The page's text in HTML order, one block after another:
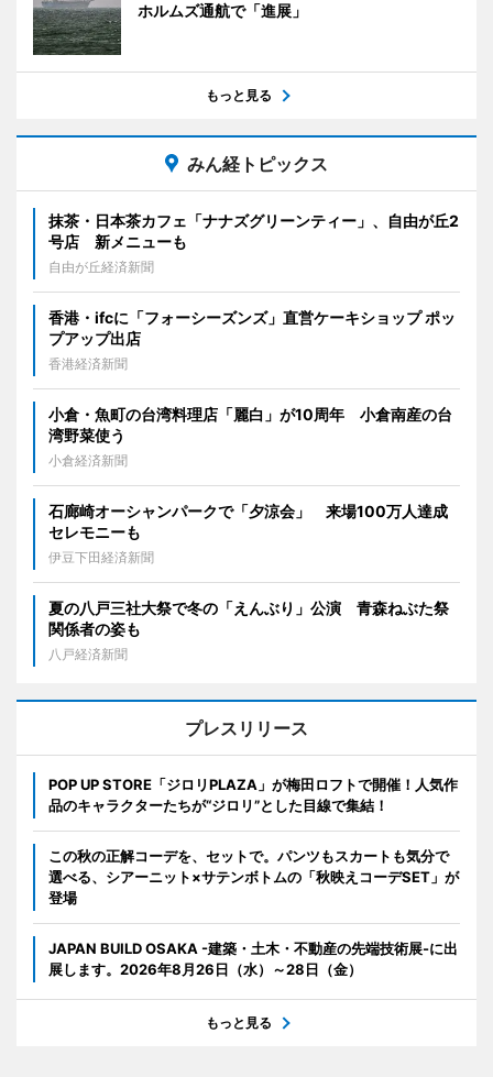
ホルムズ通航で「進展」
もっと見る
みん経トピックス
抹茶・日本茶カフェ「ナナズグリーンティー」、自由が丘2
号店 新メニューも
自由が丘経済新聞
香港・ifcに「フォーシーズンズ」直営ケーキショップ ポッ
プアップ出店
香港経済新聞
小倉・魚町の台湾料理店「麗白」が10周年 小倉南産の台
湾野菜使う
小倉経済新聞
石廊崎オーシャンパークで「夕涼会」 来場100万人達成
セレモニーも
伊豆下田経済新聞
夏の八戸三社大祭で冬の「えんぶり」公演 青森ねぶた祭
関係者の姿も
八戸経済新聞
プレスリリース
POP UP STORE「ジロリPLAZA」が梅田ロフトで開催！人気作
品のキャラクターたちが“ジロリ”とした目線で集結！
この秋の正解コーデを、セットで。パンツもスカートも気分で
選べる、シアーニット×サテンボトムの「秋映えコーデSET」が
登場
JAPAN BUILD OSAKA -建築・土木・不動産の先端技術展-に出
展します。2026年8月26日（水）～28日（金）
もっと見る